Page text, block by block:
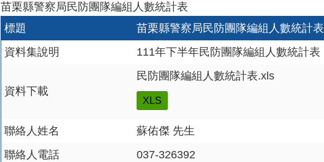
苗栗縣警察局民防團隊編組人數統計表
標題
苗栗縣警察局民防團隊編組人數統計表
資料集說明
111年下半年民防團隊編組人數統計表
資料下載
民防團隊編組人數統計表.xls
XLS
聯絡人姓名
蘇佑傑 先生
聯絡人電話
037-326392